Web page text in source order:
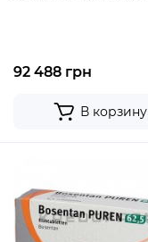
92 488 грн
В корзину